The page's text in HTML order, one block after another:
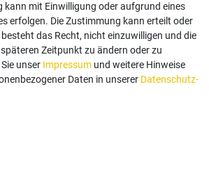
kann mit Einwilligung oder aufgrund eines
erfolgen. Die Zustimmung kann erteilt oder
das Recht, nicht einzuwilligen und die
Zeitpunkt zu ändern oder zu
unser Impressum und weitere Hinweise
Daten in unserer Daten­schutz­